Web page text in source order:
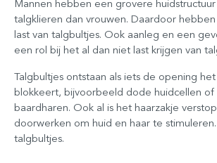
Mannen hebben een grovere
talgklieren dan vrouwen. Daardoor
last van talgbultjes. Ook aanleg en een
een rol bij het al dan niet last krijgen van
Talgbultjes ontstaan als iets de opening
blokkeert, bijvoorbeeld dode huidcellen
baardharen. Ook al is het haarzakje
doorwerken om huid en haar te
talgbultjes.